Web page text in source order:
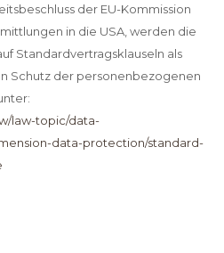
der EU-Kommission
in die USA, werden die
Standardvertragsklauseln als
Schutz der personenbezogenen
law-topic/data-
data-protection/standard-